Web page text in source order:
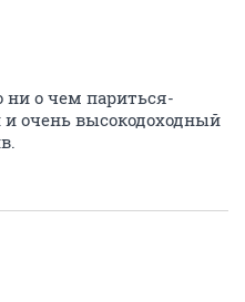
ни о чем париться-
очень высокодоходный